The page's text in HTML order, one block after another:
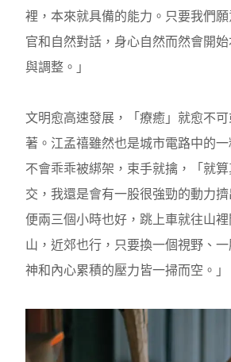
裡，本來就具備的能力。只要我們
官和自然對話，身心自然而然會開
與調整。」
文明愈高速發展，「療癒」就愈不
著。江孟禧雖然也是城市電路中的
不會乖乖被綁架，束手就擒，「就
交，我還是會有一股很強勁的動力
便兩三個小時也好，跳上車就往山
山，近郊也行，只要換一個視野、
神和內心累積的壓力皆一掃而空。」